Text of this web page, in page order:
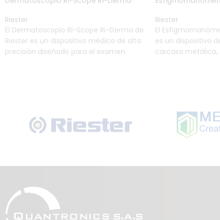
Riester
El Dermatoscopio Ri-Scope Ri-Derma de
Riester es un dispositivo médico de alta
precisión diseñado para el examen
permitiendo además la captura de
imágenes de alta calidad a través de
Riester
El
es un dispositivo
carcasa metálica,
facilitar la
protege la válvula
tamaño para una
está disponible
todo ello